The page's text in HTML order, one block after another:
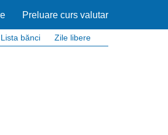
Preluare curs valutar
Lista bănci Zile libere